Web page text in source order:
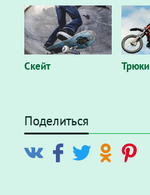
Скейт Трюки
Поделиться